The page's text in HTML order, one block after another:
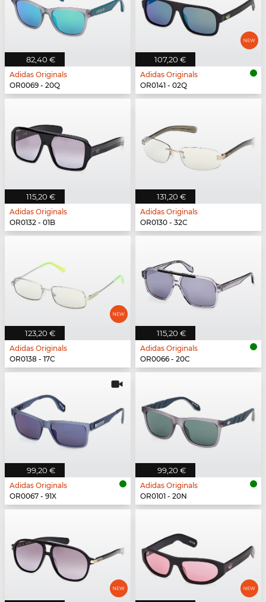
82,40 €
Adidas Originals
OR0069 - 20Q
107,20 €
Adidas Originals
OR0141 - 02Q
115,20 €
Adidas Originals
OR0132 - 01B
131,20 €
Adidas Originals
OR0130 - 32C
123,20 €
Adidas Originals
OR0138 - 17C
115,20 €
Adidas Originals
OR0066 - 20C
99,20 €
Adidas Originals
OR0067 - 91X
99,20 €
Adidas Originals
OR0101 - 20N